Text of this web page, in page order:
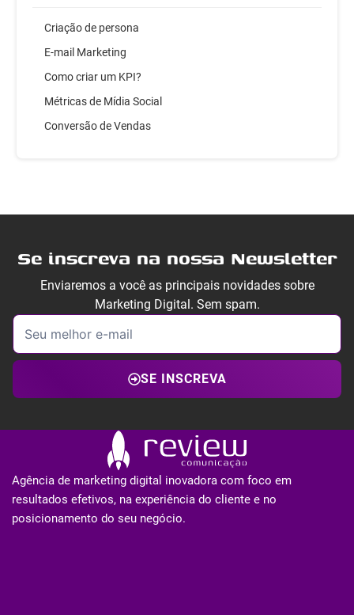
Criação de persona
E-mail Marketing
Como criar um KPI?
Métricas de Mídia Social
Conversão de Vendas
Se inscreva na nossa Newsletter
Enviaremos a você as principais novidades sobre
Marketing Digital. Sem spam.
SE INSCREVA
Agência de marketing digital inovadora com foco em
resultados efetivos, na experiência do cliente e no
posicionamento do seu negócio.